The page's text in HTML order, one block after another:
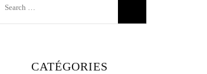
Search
CATÉGORIES